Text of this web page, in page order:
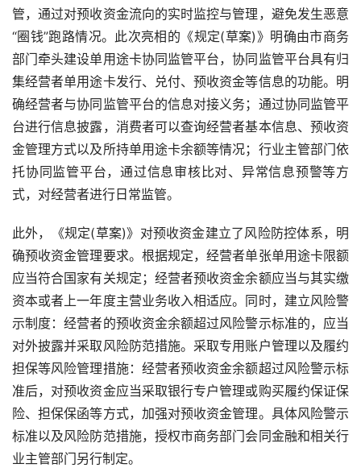
管，通过对预收资金流向的实时监控与管理，避免发生恶意
“圈钱”跑路情况。此次亮相的《规定(草案)》明确由市商务
部门牵头建设单用途卡协同监管平台，协同监管平台具有归
集经营者单用途卡发行、兑付、预收资金等信息的功能。明
确经营者与协同监管平台的信息对接义务；通过协同监管平
台进行信息披露，消费者可以查询经营者基本信息、预收资
金管理方式以及所持单用途卡余额等情况；行业主管部门依
托协同监管平台，通过信息审核比对、异常信息预警等方
式，对经营者进行日常监管。
此外，《规定(草案)》对预收资金建立了风险防控体系，明
确预收资金管理要求。根据规定，经营者单张单用途卡限额
应当符合国家有关规定；经营者预收资金余额应当与其实缴
资本或者上一年度主营业务收入相适应。同时，建立风险警
示制度：经营者的预收资金余额超过风险警示标准的，应当
对外披露并采取风险防范措施。采取专用账户管理以及履约
担保等风险管理措施：经营者预收资金余额超过风险警示标
准后，对预收资金应当采取银行专户管理或购买履约保证保
险、担保保函等方式，加强对预收资金管理。具体风险警示
标准以及风险防范措施，授权市商务部门会同金融和相关行
业主管部门另行制定。